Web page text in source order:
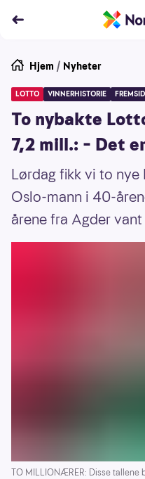
Hjem / Nyheter
LOTTO VINNERHISTORIE
To nybakte
7,2 mill.: – Det
Lørdag fikk vi to
Oslo-mann i 40-
årene fra Agder
TO MILLIONÆRER: Disse tallene